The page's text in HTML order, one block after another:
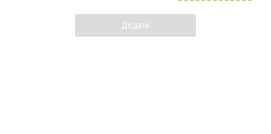
Додати